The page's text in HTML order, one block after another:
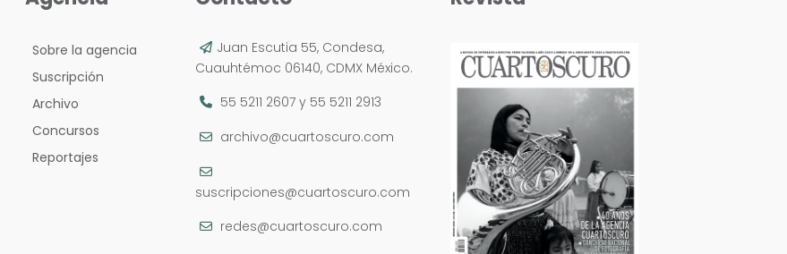
Sobre la agencia
Suscripción
Archivo
Concursos
Reportajes
Juan Escutia 55, Condesa,
Cuauhtémoc 06140, CDMX México.
55 5211 2607y 55 5211 2913
archivo@cuartoscuro.com
suscripciones@cuartoscuro.com
redes@cuartoscuro.com